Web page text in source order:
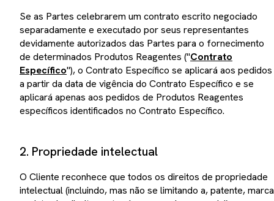
Se as Partes celebrarem um contrato escrito negociado
separadamente e executado por seus representantes
devidamente autorizados das Partes para o fornecimento
de determinados Produtos Reagentes ("Contrato
Específico"), o Contrato Específico se aplicará aos pedidos
a partir da data de vigência do Contrato Específico e se
aplicará apenas aos pedidos de Produtos Reagentes
específicos identificados no Contrato Específico.
2. Propriedade intelectual
O Cliente reconhece que todos os direitos de propriedade
intelectual (incluindo, mas não se limitando a, patente, marca